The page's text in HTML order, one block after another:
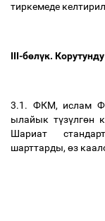
тиркемеде
III-бөлүк. Корутунду
3.1. ФКМ, ислам
ылайык түзүлгөн
Шариат
шарттарды, өз